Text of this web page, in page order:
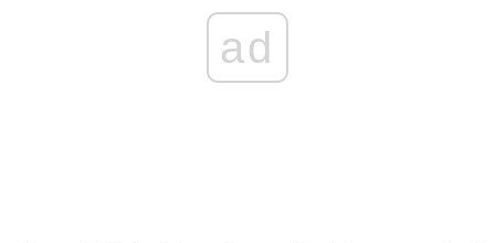
ad